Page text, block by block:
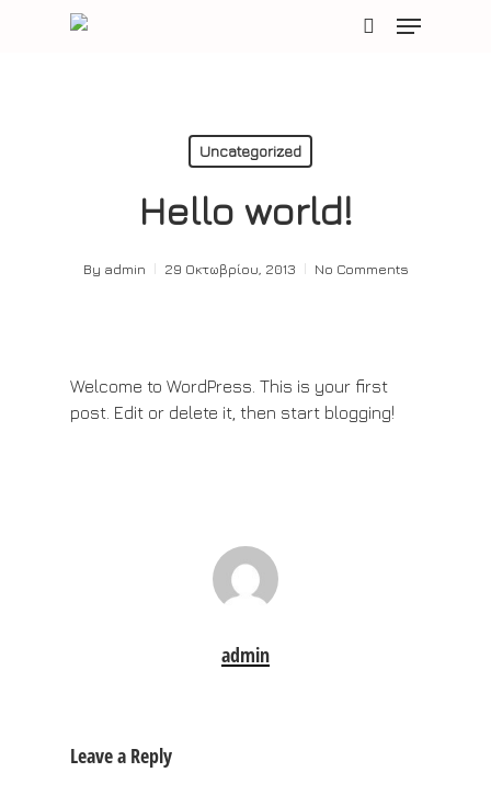
Menu
Uncategorized
Hello world!
By admin 29 Οκτωβρίου, 2013 No Comments
Welcome to WordPress. This is your first
post. Edit or delete it, then start blogging!
admin
Leave a Reply